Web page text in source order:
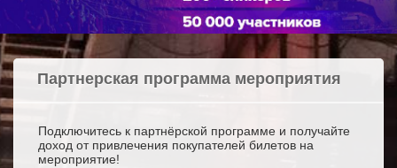
Партнерская программа мероприятия
Подключитесь к партнёрской программе и получайте
доход от привлечения покупателей билетов на
мероприятие!